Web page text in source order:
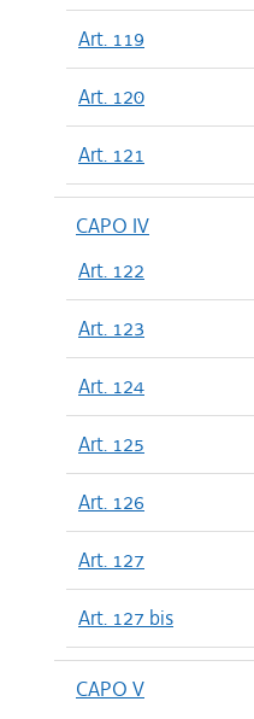
Art. 119
Art. 120
Art. 121
CAPO IV
Art. 122
Art. 123
Art. 124
Art. 125
Art. 126
Art. 127
Art. 127 bis
CAPO V